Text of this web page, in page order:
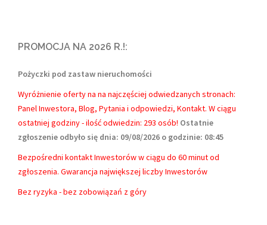
PROMOCJA NA 2026 R.!:
Pożyczki pod zastaw nieruchomości
Wyróżnienie oferty na na najczęściej odwiedzanych stronach:
Panel Inwestora, Blog, Pytania i odpowiedzi, Kontakt. W ciągu
ostatniej godziny - ilość odwiedzin: 293 osób! Ostatnie
zgłoszenie odbyło się dnia: 09/08/2026 o godzinie: 08:45
Bezpośredni kontakt Inwestorów w ciągu do 60 minut od
zgłoszenia. Gwarancja największej liczby Inwestorów
Bez ryzyka - bez zobowiązań z góry